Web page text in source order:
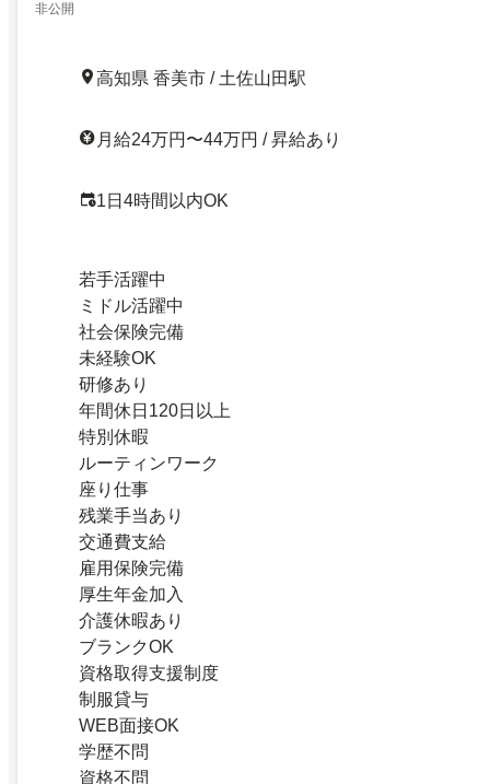
非公開
高知県 香美市 / 土佐山田駅
月給24万円〜44万円 / 昇給あり
1日4時間以内OK
若手活躍中
ミドル活躍中
社会保険完備
未経験OK
研修あり
年間休日120日以上
特別休暇
ルーティンワーク
座り仕事
残業手当あり
交通費支給
雇用保険完備
厚生年金加入
介護休暇あり
ブランクOK
資格取得支援制度
制服貸与
WEB面接OK
学歴不問
資格不問